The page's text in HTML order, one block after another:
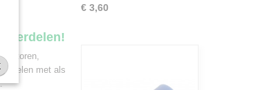
met als
€ 3,60